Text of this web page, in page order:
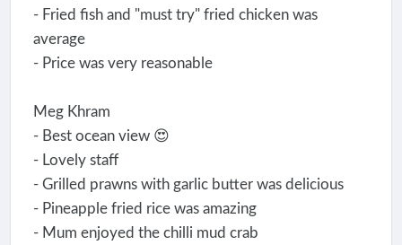
- Fried fish and "must try" fried chicken was
average
- Price was very reasonable
Meg Khram
- Best ocean view 😍
- Lovely staff
- Grilled prawns with garlic butter was delicious
- Pineapple fried rice was amazing
- Mum enjoyed the chilli mud crab